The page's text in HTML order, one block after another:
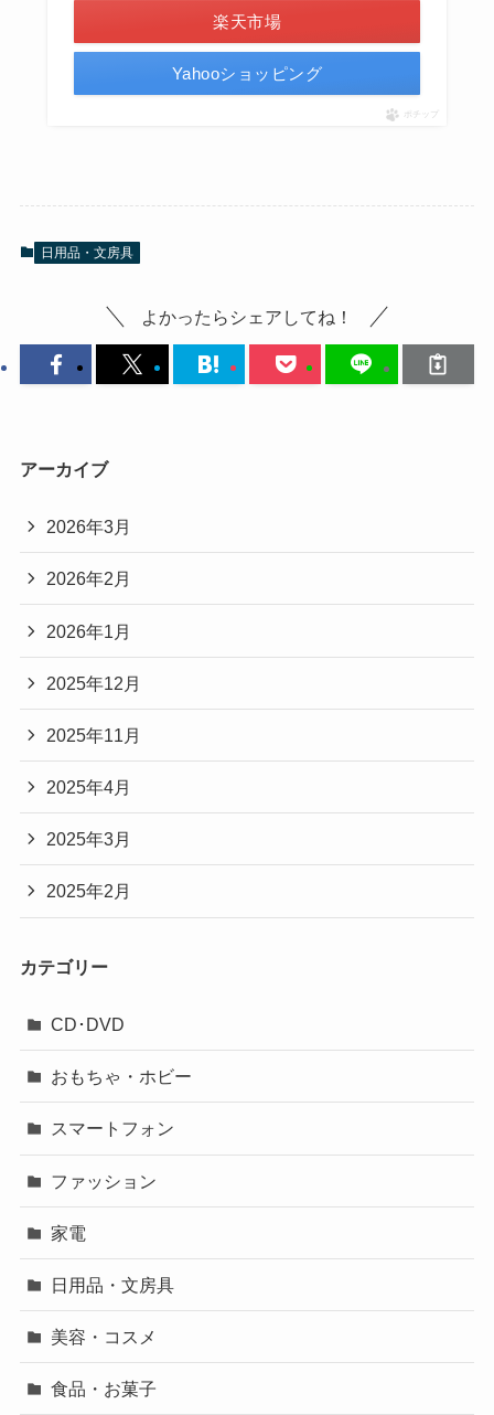
楽天市場
Yahooショッピング
ポチップ
日用品・文房具
よかったらシェアしてね！
アーカイブ
2026年3月
2026年2月
2026年1月
2025年12月
2025年11月
2025年4月
2025年3月
2025年2月
カテゴリー
CD･DVD
おもちゃ・ホビー
スマートフォン
ファッション
家電
日用品・文房具
美容・コスメ
食品・お菓子